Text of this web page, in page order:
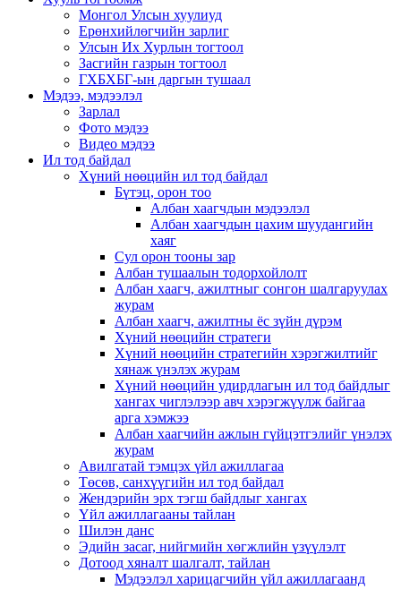
Монгол Улсын хуулиуд
Ерөнхийлөгчийн зарлиг
Улсын Их Хурлын тогтоол
Засгийн газрын тогтоол
ГХБХБГ-ын даргын тушаал
Мэдээ, мэдээлэл
Зарлал
Фото мэдээ
Видео мэдээ
Ил тод байдал
Хүний нөөцийн ил тод байдал
Бүтэц, орон тоо
Албан хаагчдын мэдээлэл
Албан хаагчдын цахим шуудангийн
хаяг
Сул орон тооны зар
Албан тушаалын тодорхойлолт
Албан хаагч, ажилтныг сонгон шалгаруулах
журам
Албан хаагч, ажилтны ёс зүйн дүрэм
Хүний нөөцийн стратеги
Хүний нөөцийн стратегийн хэрэгжилтийг
хянаж үнэлэх журам
Хүний нөөцийн удирдлагын ил тод байдлыг
хангах чиглэлээр авч хэрэгжүүлж байгаа
арга хэмжээ
Албан хаагчийн ажлын гүйцэтгэлийг үнэлэх
журам
Авилгатай тэмцэх үйл ажиллагаа
Төсөв, санхүүгийн ил тод байдал
Жендэрийн эрх тэгш байдлыг хангах
Үйл ажиллагааны тайлан
Шилэн данс
Эдийн засаг, нийгмийн хөгжлийн үзүүлэлт
Дотоод хяналт шалгалт, тайлан
Мэдээлэл харицагчийн үйл ажиллагаанд